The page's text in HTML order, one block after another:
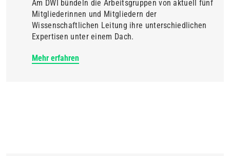
Am DWI bündeln die Arbeitsgruppen von aktuell fünf
Mitgliederinnen und Mitgliedern der
Wissenschaftlichen Leitung ihre unterschiedlichen
Expertisen unter einem Dach.
Mehr erfahren